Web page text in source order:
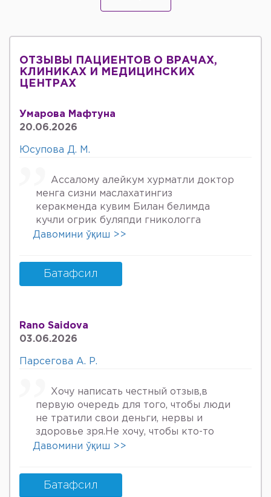
ОТЗЫВЫ ПАЦИЕНТОВ О ВРАЧАХ,
КЛИНИКАХ И МЕДИЦИНСКИХ
ЦЕНТРАХ
Умарова Мафтуна
20.06.2026
Юсупова Д. М.
Ассалому алейкум хурматли доктор
менга сизни маслахатингиз
керакменда кувим Билан белимда
кучли огрик буляпди гникологга
онкологов уролога хирурга учрадим
куйдирдик лекин фойдаси булмаяпди
охири вирус бормикин деган фикрга
келяпман шунинг учун хатто
Беринг 34га кирдим 3та фарзанди бор
хурмат Билан Мафтуна
Давомини ўқиш >>
Батафсил
Rano Saidova
03.06.2026
Парсегова А. Р.
Хочу написать честный отзыв,в
первую очередь для того, чтобы люди
не тратили свои деньги, нервы и
здоровье зря.Не хочу, чтобы кто-то
пережил то, что пережила я. Врач
врачебной этике и нормальном
человеческом отношении к людям.
Давомини ўқиш >>
Батафсил